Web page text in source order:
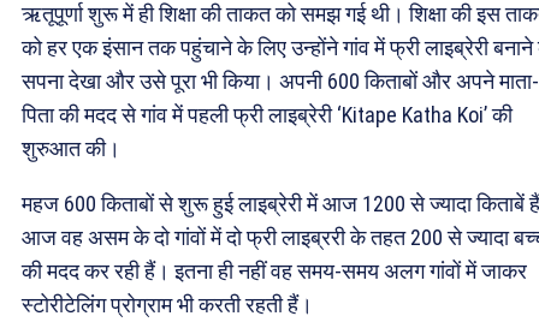
ऋतूपूर्णा शुरू में ही शिक्षा की ताकत को समझ गई थी। शिक्षा की इस
को हर एक इंसान तक पहुंचाने के लिए उन्होंने गांव में फ्री लाइब्रेरी बनाने
सपना देखा और उसे पूरा भी किया। अपनी 600 किताबों और अपने माता-
पिता की मदद से गांव में पहली फ्री लाइब्रेरी ‘Kitape Katha Koi’ की
शुरुआत की।
महज 600 किताबों से शुरू हुई लाइब्रेरी में आज 1200 से ज्यादा किताबें
आज वह असम के दो गांवों में दो फ्री लाइब्ररी के तहत 200 से ज्यादा
की मदद कर रही हैं। इतना ही नहीं वह समय-समय अलग गांवों में जाकर
स्टोरीटेलिंग प्रोग्राम भी करती रहती हैं।